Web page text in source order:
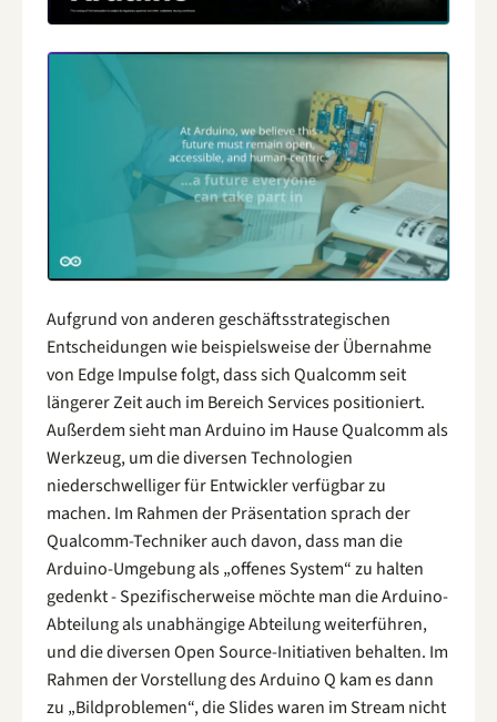
Aufgrund von anderen geschäftsstrategischen
Entscheidungen wie beispielsweise der Übernahme
von Edge Impulse folgt, dass sich Qualcomm seit
längerer Zeit auch im Bereich Services positioniert.
Außerdem sieht man Arduino im Hause Qualcomm als
Werkzeug, um die diversen Technologien
niederschwelliger für Entwickler verfügbar zu
machen. Im Rahmen der Präsentation sprach der
Qualcomm-Techniker auch davon, dass man die
Arduino-Umgebung als „offenes System“ zu halten
gedenkt - Spezifischerweise möchte man die Arduino-
Abteilung als unabhängige Abteilung weiterführen,
und die diversen Open Source-Initiativen behalten. Im
Rahmen der Vorstellung des Arduino Q kam es dann
zu „Bildproblemen“, die Slides waren im Stream nicht